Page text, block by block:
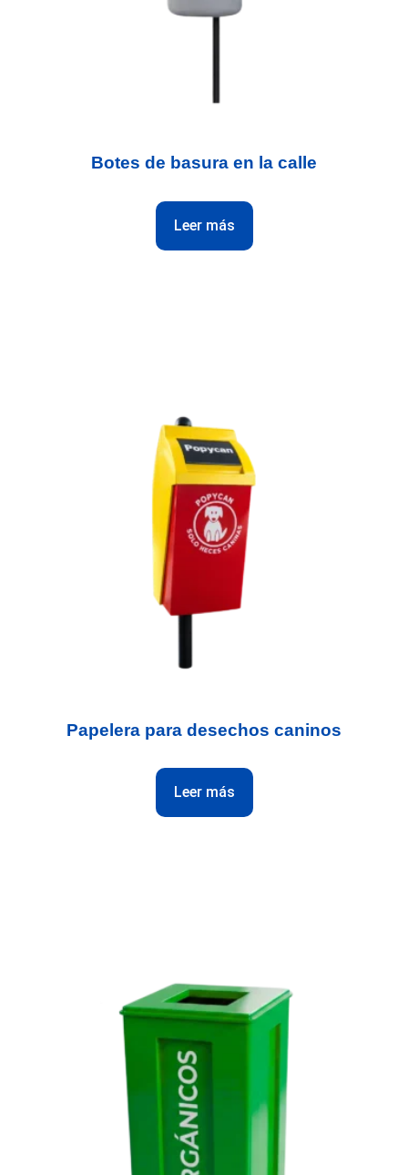
Botes de basura en la calle
Leer más
Papelera para desechos caninos
Leer más